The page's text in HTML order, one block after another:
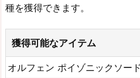
種を獲得できます。
獲得可能なアイテム
オルフェン ポイゾニックソー